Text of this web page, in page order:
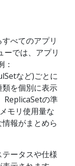
べてのアプリ
ーでは、アプリ
など)ごとに
を個別に表示
ReplicaSetの準
モリ使用量な
報がまとめら
ータスや仕様